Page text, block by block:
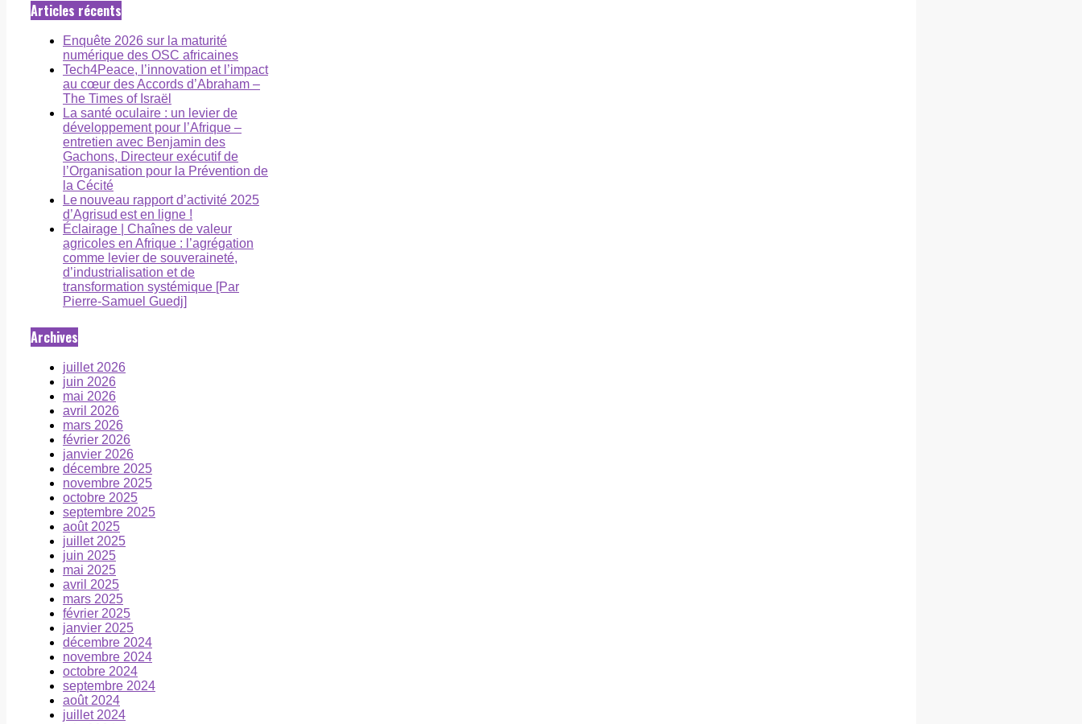
Articles récents
Enquête 2026 sur la maturité
numérique des OSC africaines
Tech4Peace, l’innovation et l’impact
au cœur des Accords d’Abraham –
The Times of Israël
La santé oculaire : un levier de
développement pour l’Afrique –
entretien avec Benjamin des
Gachons, Directeur exécutif de
l’Organisation pour la Prévention de
la Cécité
Le nouveau rapport d’activité 2025
d’Agrisud est en ligne !
Éclairage | Chaînes de valeur
agricoles en Afrique : l’agrégation
comme levier de souveraineté,
d’industrialisation et de
transformation systémique [Par
Pierre-Samuel Guedj]
Archives
juillet 2026
juin 2026
mai 2026
avril 2026
mars 2026
février 2026
janvier 2026
décembre 2025
novembre 2025
octobre 2025
septembre 2025
août 2025
juillet 2025
juin 2025
mai 2025
avril 2025
mars 2025
février 2025
janvier 2025
décembre 2024
novembre 2024
octobre 2024
septembre 2024
août 2024
juillet 2024